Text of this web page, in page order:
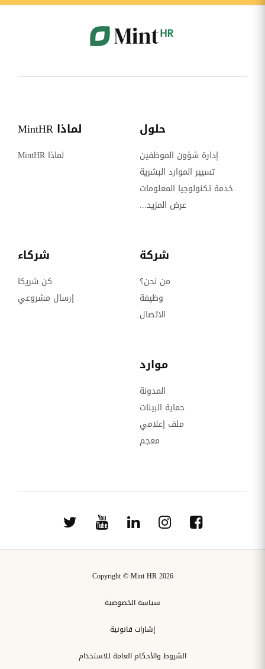
حلول
إدارة شؤون الموظفين
تسيير الموارد البشرية
خدمة تكنولوجيا المعلومات
عرض المزيد...
لماذا MintHR
لماذا MintHR
شركة
من نحن؟
وظيفة
الاتصال
شركاء
كن شريكا
إرسال مشروعي
موارد
المدونة
حماية البينات
ملف إعلامي
معجم
Copyright © Mint HR 2026
سياسة الخصوصية
إشارات قانونية
الشروط والأحكام العامة للاستخدام